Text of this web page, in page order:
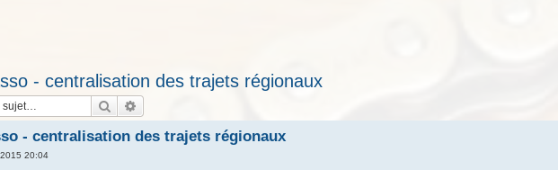
- centralisation des trajets régionaux
Rechercher
- centralisation des trajets régionaux
20:04